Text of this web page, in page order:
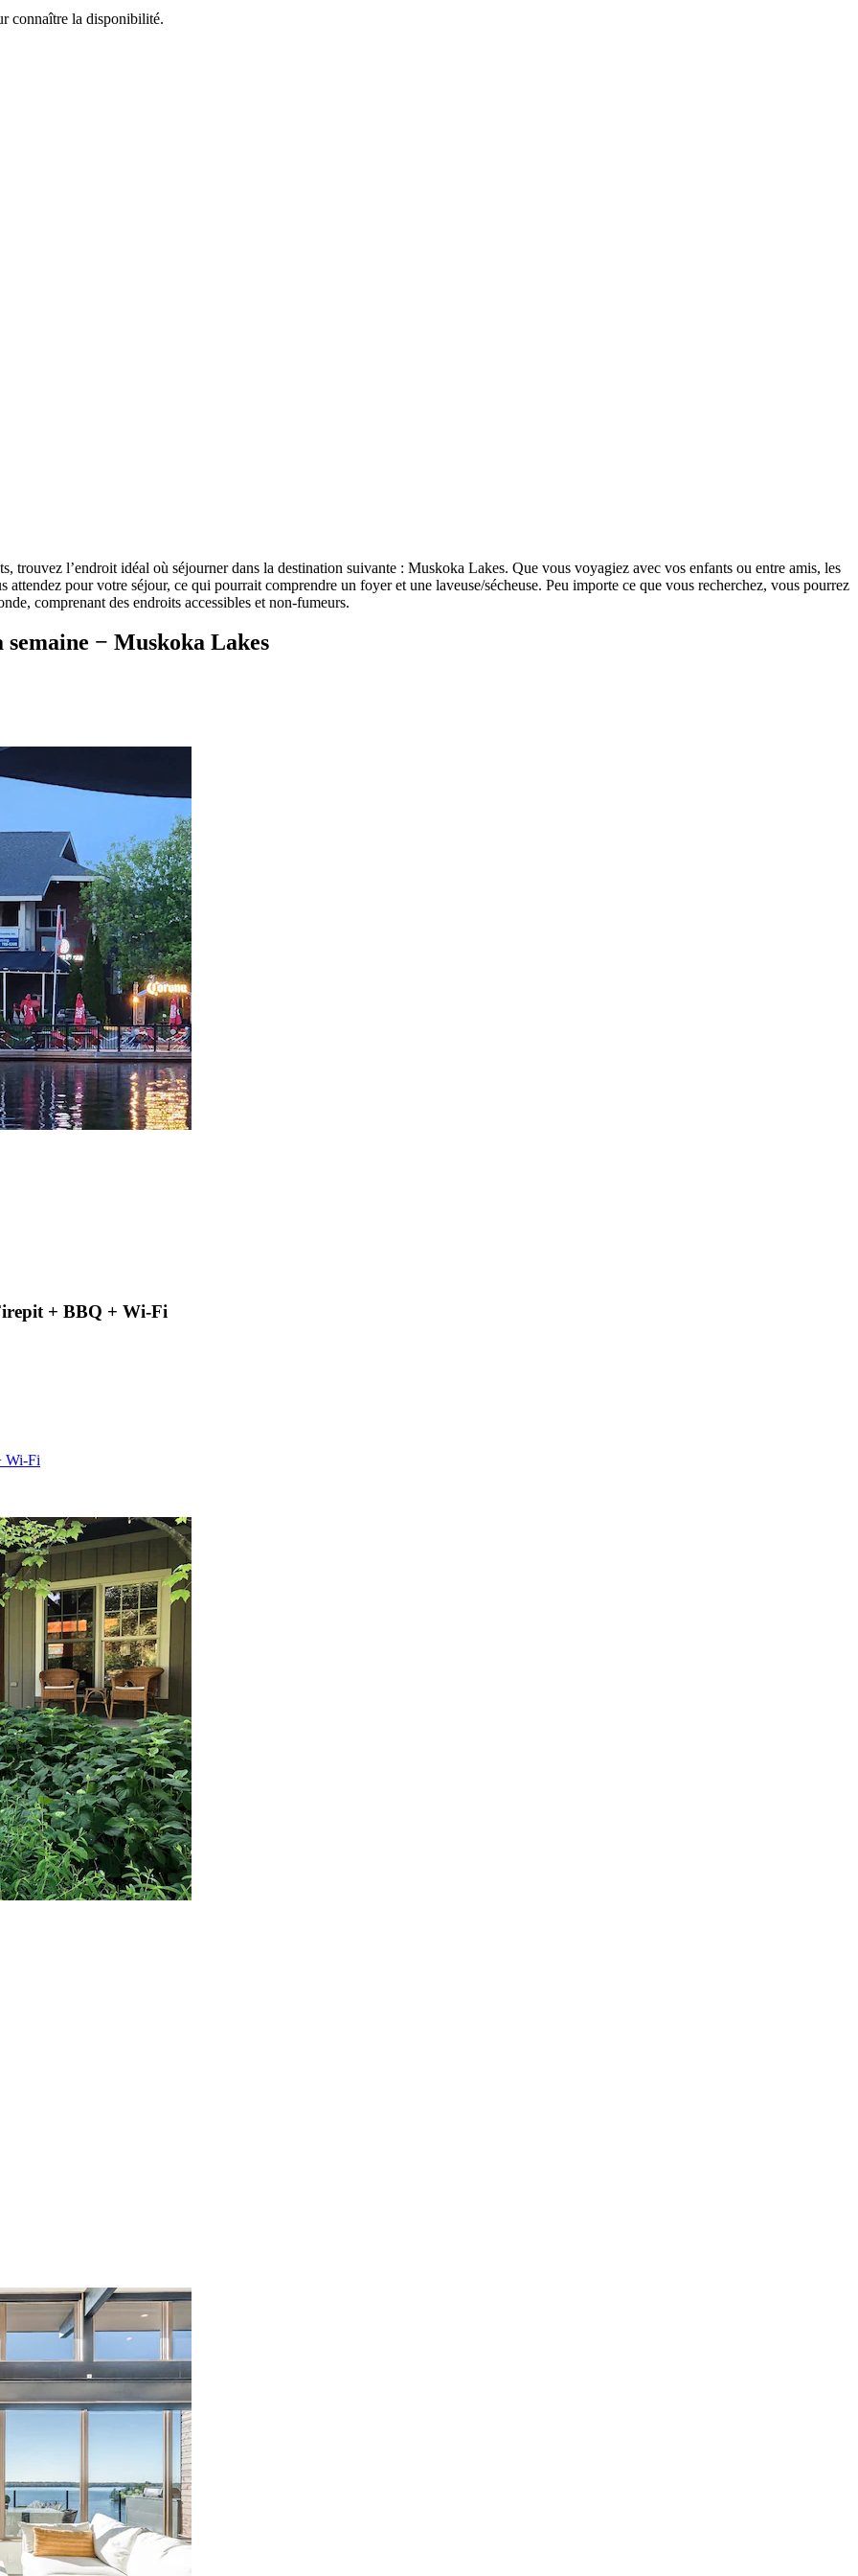
connaître la disponibilité.
trouvez l’endroit idéal où séjourner dans la destination suivante : Muskoka Lakes. Que vous voyagiez avec vos enfants ou entre amis, les
attendez pour votre séjour, ce qui pourrait comprendre un foyer et une laveuse/sécheuse. Peu importe ce que vous recherchez, vous pourrez
comprenant des endroits accessibles et non-fumeurs.
semaine − Muskoka Lakes
+ BBQ + Wi-Fi
Wi-Fi